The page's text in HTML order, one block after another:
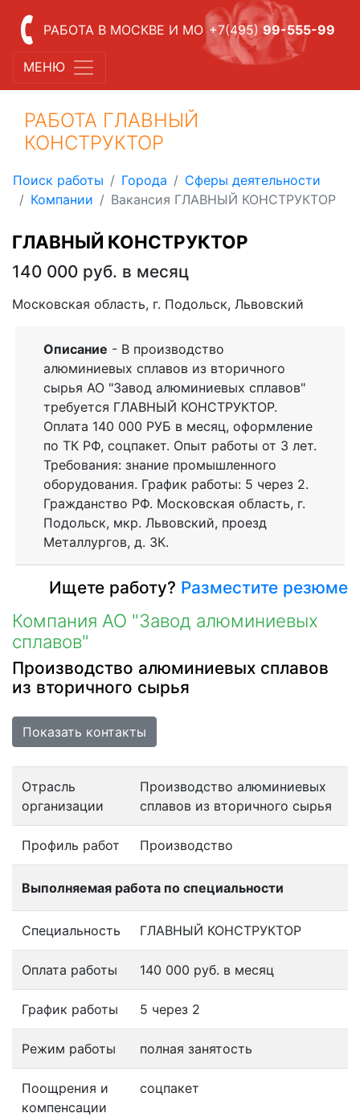
РАБОТА В МОСКВЕ И МО +7(495) 99-555-99
МЕНЮ
РАБОТА ГЛАВНЫЙ
КОНСТРУКТОР
Поиск работы Города
Сферы деятельности
Компании
Вакансия ГЛАВНЫЙ КОНСТРУКТОР
ГЛАВНЫЙ КОНСТРУКТОР
140 000 руб. в месяц
Московская область, г. Подольск, Львовский
Описание - В производство
алюминиевых сплавов из вторичного
сырья АО "Завод алюминиевых сплавов"
требуется ГЛАВНЫЙ КОНСТРУКТОР.
Оплата 140 000 РУБ в месяц, оформление
по ТК РФ, соцпакет. Опыт работы от 3 лет.
Требования: знание промышленного
оборудования. График работы: 5 через 2.
Гражданство РФ. Московская область, г.
Подольск, мкр. Львовский, проезд
Металлургов, д. 3К.
Ищете работу? Разместите резюме
Компания АО "Завод алюминиевых
сплавов"
Производство алюминиевых сплавов
из вторичного сырья
Показать контакты
Отрасль
организации
Производство алюминиевых
сплавов из вторичного сырья
Профиль работ Производство
Выполняемая работа по специальности
Специальность ГЛАВНЫЙ КОНСТРУКТОР
Оплата работы 140 000 руб. в месяц
График работы 5 через 2
Режим работы полная занятость
Поощрения и
компенсации
соцпакет